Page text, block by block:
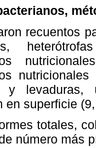
recuentos
y levaduras,
en superficie
totales,
número más